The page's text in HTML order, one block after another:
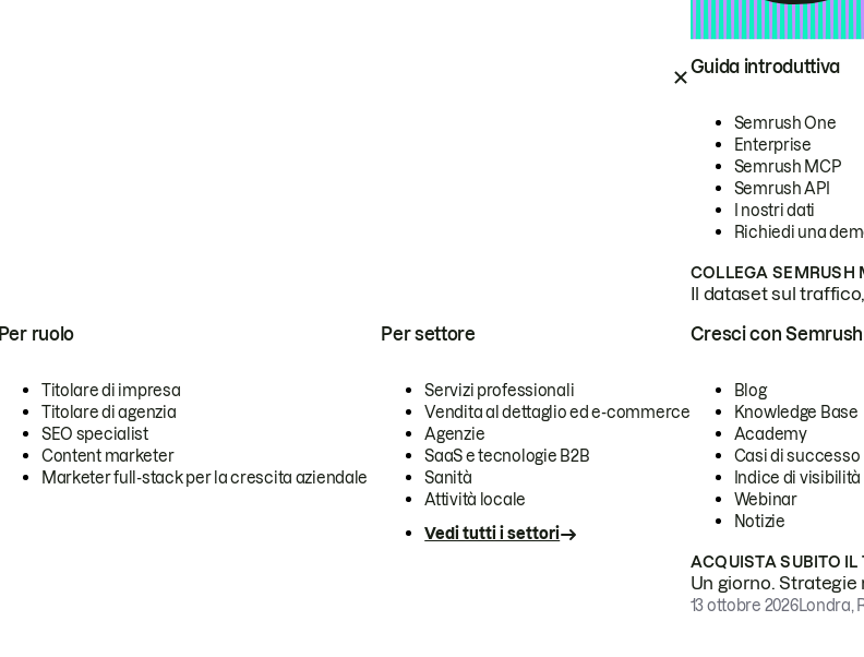
Guida introduttiva
Semrush One
Enterprise
Semrush MCP
Semrush API
I nostri dati
Richiedi una
COLLEGA SEMRUSH
Il dataset sul
Per ruolo
Titolare di impresa
Titolare di agenzia
SEO specialist
Content marketer
Marketer full-stack per la crescita aziendale
Per settore
Servizi professionali
Vendita al dettaglio ed e-commerce
Agenzie
SaaS e tecnologie B2B
Sanità
Attività locale
Vedi tutti i settori
Cresci con Semrush
Blog
Knowledge Base
Academy
Casi di successo
Indice di visibilità
Webinar
Notizie
ACQUISTA SUBITO IL
Un giorno.
13 ottobre 2026Londra,